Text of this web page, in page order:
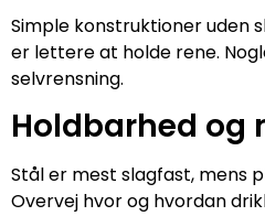
Simple konstruktioner uden
er lettere at holde rene.
selvrensning.
Holdbarhed og
Stål er mest slagfast, mens
Overvej hvor og hvordan